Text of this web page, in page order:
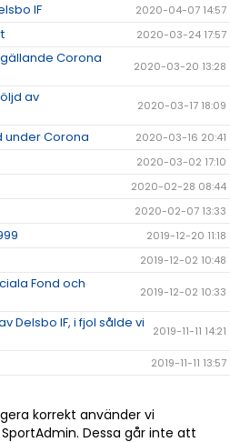
IF 2020-04-07 14:57
2020-03-24 17:57
Corona
2020-03-20 13:28
av
2020-03-17 18:09
under Corona 2020-03-16 20:41
2020-03-02 17:10
2020-02-28 08:44
2020-02-07 13:33
2019-12-20 11:18
2019-12-02 10:48
Fond och
2019-12-02 10:33
Delsbo IF, i fjol sålde vi
2019-11-11 14:21
2019-11-11 13:57
Sponsorhuset! 2019-11-05 16:01
17.00 2019-11-04 16:20
korrekt använder vi
Dessa går inte att